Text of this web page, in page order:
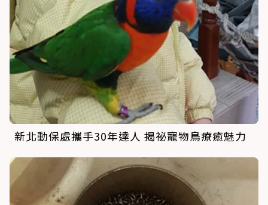
新北動保處攜手30年達人 揭祕寵物鳥療癒魅力